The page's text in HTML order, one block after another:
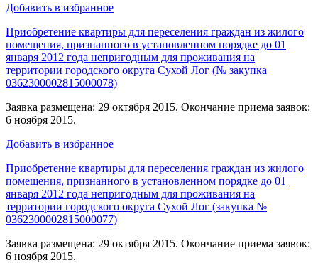
Добавить в избранное
Приобретение квартиры для переселения граждан из жилого
помещения, признанного в установленном порядке до 01
января 2012 года непригодным для проживания на
территории городского округа Сухой Лог (№ закупка
0362300002815000078)
Заявка размещена: 29 октября 2015. Окончание приема заявок:
6 ноября 2015.
Добавить в избранное
Приобретение квартиры для переселения граждан из жилого
помещения, признанного в установленном порядке до 01
января 2012 года непригодным для проживания на
территории городского округа Сухой Лог (закупка №
0362300002815000077)
Заявка размещена: 29 октября 2015. Окончание приема заявок:
6 ноября 2015.